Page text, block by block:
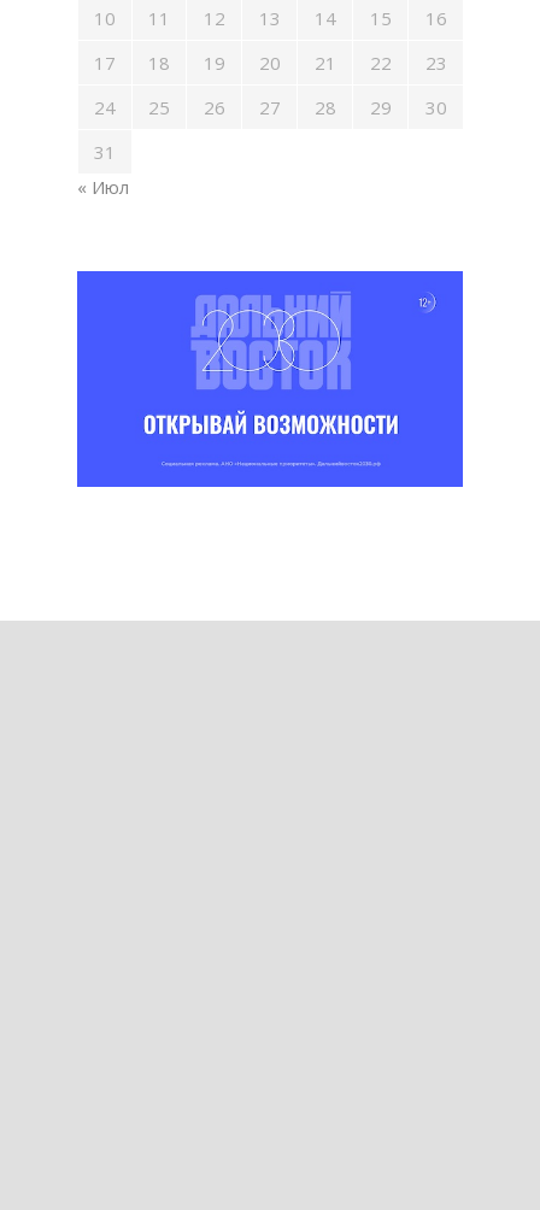
10
11 12 13 14 15
16
17
18 19 20 21 22
23
24
25 26 27 28 29
30
31
« Июл